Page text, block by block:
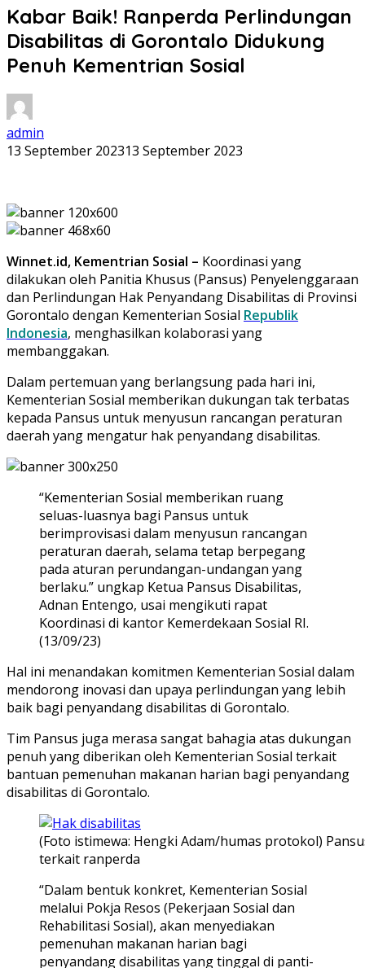
Kabar Baik! Ranperda Perlindungan
Disabilitas di Gorontalo Didukung
Penuh Kementrian Sosial
admin
13 September 202313 September 2023
Winnet.id, Kementrian Sosial – Koordinasi yang
dilakukan oleh Panitia Khusus (Pansus) Penyelenggaraan
dan Perlindungan Hak Penyandang Disabilitas di Provinsi
Gorontalo dengan Kementerian Sosial Republik
Indonesia, menghasilkan kolaborasi yang
membanggakan.
Dalam pertemuan yang berlangsung pada hari ini,
Kementerian Sosial memberikan dukungan tak terbatas
kepada Pansus untuk menyusun rancangan peraturan
daerah yang mengatur hak penyandang disabilitas.
“Kementerian Sosial memberikan ruang
seluas-luasnya bagi Pansus untuk
berimprovisasi dalam menyusun rancangan
peraturan daerah, selama tetap berpegang
pada aturan perundangan-undangan yang
berlaku.” ungkap Ketua Pansus Disabilitas,
Adnan Entengo, usai mengikuti rapat
Koordinasi di kantor Kemerdekaan Sosial RI.
(13/09/23)
Hal ini menandakan komitmen Kementerian Sosial dalam
mendorong inovasi dan upaya perlindungan yang lebih
baik bagi penyandang disabilitas di Gorontalo.
Tim Pansus juga merasa sangat bahagia atas dukungan
penuh yang diberikan oleh Kementerian Sosial terkait
bantuan pemenuhan makanan harian bagi penyandang
disabilitas di Gorontalo.
(Foto istimewa: Hengki Adam/humas protokol)
terkait ranperda
“Dalam bentuk konkret, Kementerian Sosial
melalui Pokja Resos (Pekerjaan Sosial dan
Rehabilitasi Sosial), akan menyediakan
pemenuhan makanan harian bagi
penyandang disabilitas yang tinggal di panti-